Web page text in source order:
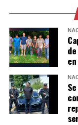
relaciones
Sheinbaum
un avión militar y
como «una acción
Keiko Fujimori.
Comparte esto:
Facebook